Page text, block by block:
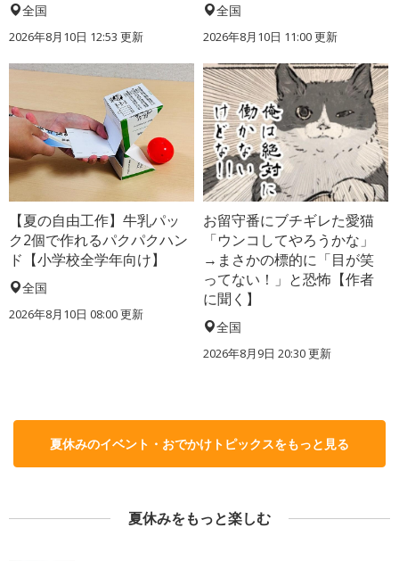
全国
2026年8月10日 12:53 更新
全国
2026年8月10日 11:00更新
【夏の自由工作】牛乳パッ
ク2個で作れるパクパクハン
ド【小学校全学年向け】
全国
2026年8月10日 08:00更新
お留守番にブチギレた愛猫
「ウンコしてやろうかな」
→まさかの標的に「目が笑
ってない！」と恐怖【作者
に聞く】
全国
2026年8月9日 20:30更新
夏休みのイベント・おでかけトピックスをもっと見る
夏休みをもっと楽しむ